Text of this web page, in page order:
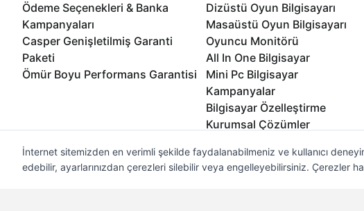
Ödeme Seçenekleri & Banka
Kampanyaları
Casper Genişletilmiş Garanti
Paketi
Ömür Boyu Performans Garantisi
Dizüstü Oyun Bilgisayarı
Masaüstü Oyun Bilgisayarı
Oyuncu Monitörü
All In One Bilgisayar
Mini Pc Bilgisayar
Kampanyalar
Bilgisayar Özelleştirme
Kurumsal Çözümler
İnternet sitemizden en verimli şekilde faydalanabilmeniz ve kullanıcı
edebilir, ayarlarınızdan çerezleri silebilir veya engelleyebilirsiniz. Çerezler